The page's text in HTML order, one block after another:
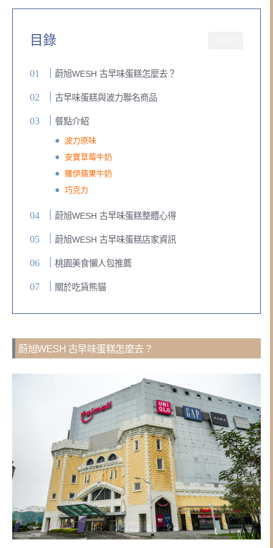
目錄
蔚旭WESH 古早味蛋糕怎麼去？
古早味蛋糕與波力聯名商品
餐點介紹
波力原味
安寶草莓牛奶
羅伊蘋果牛奶
巧克力
蔚旭WESH 古早味蛋糕整體心得
蔚旭WESH 古早味蛋糕店家資訊
桃園美食懶人包推薦
關於吃貨熊貓
蔚旭WESH 古早味蛋糕怎麼去？